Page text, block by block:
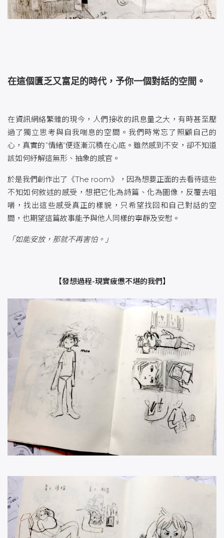
在這個匱乏又富足的時代，予你一個對話的空間。
在資訊網絡繁雜的現今，人們接收的訊息量之大，有時甚至壓
過了獨立思考與自我喘息的空間。我們時常忘了照顧自己的
心，真實的”情緒”便逐漸沉積在心底。雖然感到不安，卻不知道
該如何紓解這無形、抽象的感官。
於是我們創作出了《The room》，因為想要正面的去看待這些
不知如何敘述的感受，想把它化為詩篇、化為圖像，反覆去咀
嚼，找出這些感受真正的樣貌，只希望找回和自己對話的空
間，也期望這篇故事能予與他人同樣的寧靜及安慰。
「如能安放，那就不再害怕。」
【發想過程-現實疲憊不堪的我們】